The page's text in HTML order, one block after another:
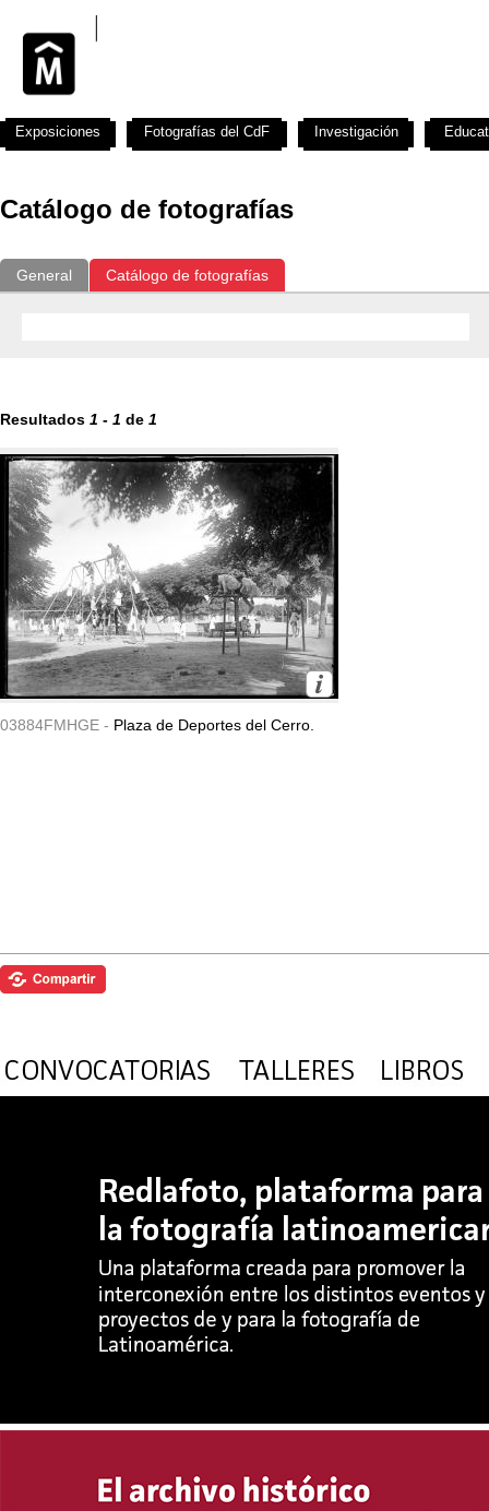
Catálogo de fotografías
General Catálogo de fotografías
Resultados 1 - 1 de 1
03884FMHGE - Plaza de Deportes del Cerro.
Exposiciones Fotografías del CdF Investigación